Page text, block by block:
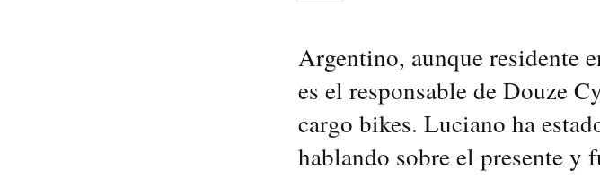
Argentino, aunque residente
es el responsable de Douze
cargo bikes. Luciano ha
hablando sobre el presente y